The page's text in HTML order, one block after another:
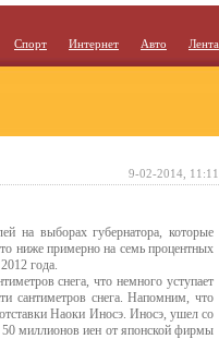
Спорт Интернет Авто Лента
на выборах губернатора, которые
ниже примерно на семь процентных
года.
снега, что немного уступает
сантиметров снега. Напомним, что
Наоки Иносэ. Иносэ, ушел со
50 миллионов иен от японской фирмы
9-02-2014, 11:11